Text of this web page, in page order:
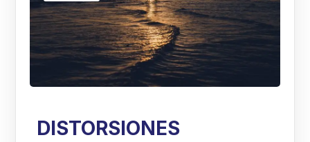
DISTORSIONES